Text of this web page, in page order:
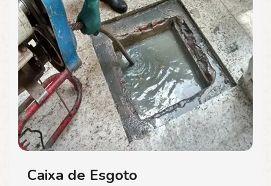
Caixa de Esgoto